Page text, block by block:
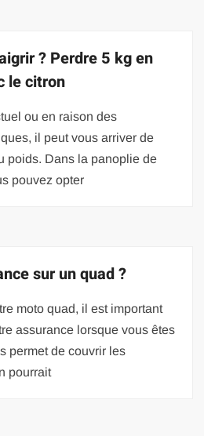
? Perdre 5 kg en
le citron
ou en raison des
il peut vous arriver de
poids. Dans la panoplie de
pouvez opter
sur un quad ?
moto quad, il est important
assurance lorsque vous êtes
permet de couvrir les
pourrait